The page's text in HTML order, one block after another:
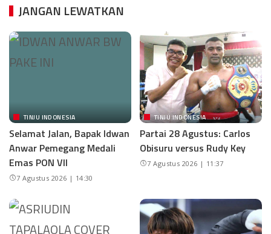
JANGAN LEWATKAN
TINJU INDONESIA
Selamat Jalan, Bapak Idwan
Anwar Pemegang Medali
Emas PON VII
7 Agustus 2026 | 14:30
TINJU INDONESIA
Partai 28 Agustus: Carlos
Obisuru versus Rudy Key
7 Agustus 2026 | 11:37